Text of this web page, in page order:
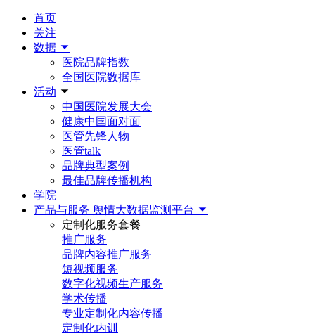
首页
关注
数据
医院品牌指数
全国医院数据库
活动
中国医院发展大会
健康中国面对面
医管先锋人物
医管talk
品牌典型案例
最佳品牌传播机构
学院
产品与服务 舆情大数据监测平台
定制化服务套餐
推广服务
品牌内容推广服务
短视频服务
数字化视频生产服务
学术传播
专业定制化内容传播
定制化内训